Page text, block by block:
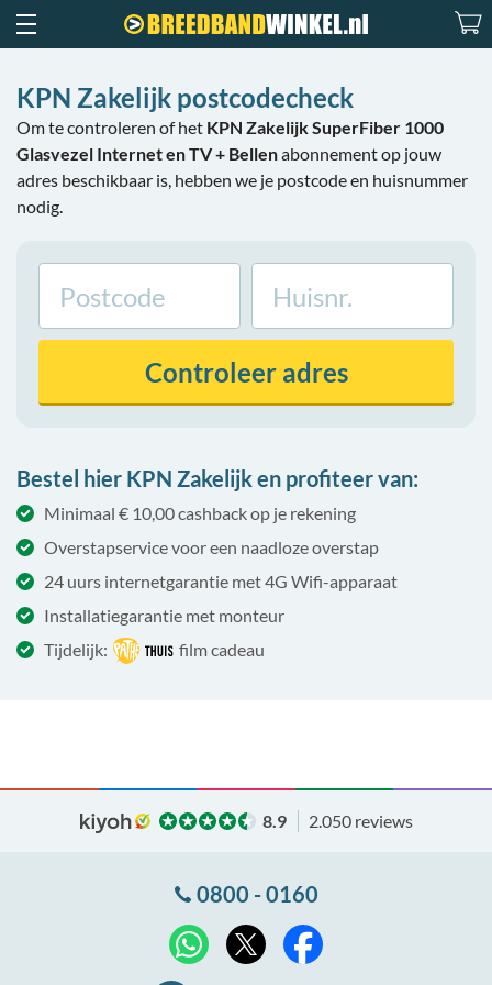
KPN Zakelijk postcodecheck
Om te controleren of het KPN Zakelijk SuperFiber 1000
Glasvezel Internet en TV + Bellenabonnement op jouw
adres beschikbaar is, hebben we je postcode en huisnummer
nodig.
Controleeradres
Bestel hier KPN Zakelijk en profiteer van:
Minimaal € 10,00 cashback op je rekening
Overstapservice voor een naadloze overstap
24 uurs internetgarantie met 4G Wifi-apparaat
Installatiegarantie met monteur
Tijdelijk:
film cadeau
8.9 2.050 reviews
0800 - 0160
WhatsApp